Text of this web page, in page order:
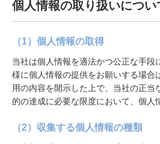
個人情報の取り扱いについ
（1）個人情報の取得
当社は個人情報を適法かつ公正な手段
様に個人情報の提供をお願いする場合
用の内容を開示した上で、当社の正当
的の達成に必要な限度において、個人
（2）収集する個人情報の種類